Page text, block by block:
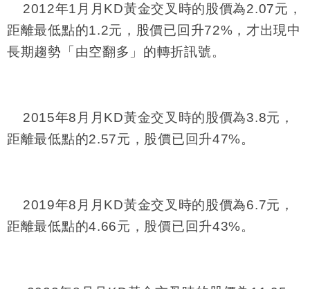
2012年1 月月 KD黃金交叉時的股價為2.07元，
距離最低點的1.2元，股價已回升72% ，才出現中
長期趨勢「由空翻多」的轉折訊號。
2015年8 月月 KD黃金交叉時的股價為3.8元，
距離最低點的2.57元，股價已回升47%。
2019年8 月月 KD黃金交叉時的股價為6.7元，
距離最低點的4.66元，股價已回升43%。